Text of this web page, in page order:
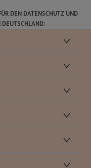
DEN DATENSCHUTZ UND